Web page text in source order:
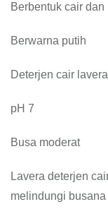
Berbentuk cair dan
Berwarna putih
Deterjen cair
pH 7
Busa moderat
Lavera deterjen
melindungi